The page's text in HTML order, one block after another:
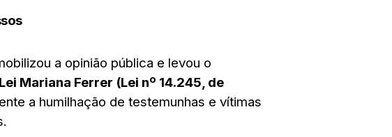
a opinião pública e levou o
Mariana Ferrer (Lei nº 14.245, de
a humilhação de testemunhas e vítimas